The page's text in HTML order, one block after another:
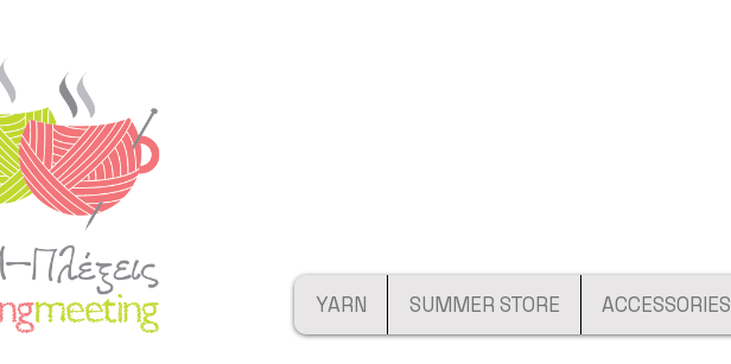
YARN SUMMER STORE ACCESSORIES